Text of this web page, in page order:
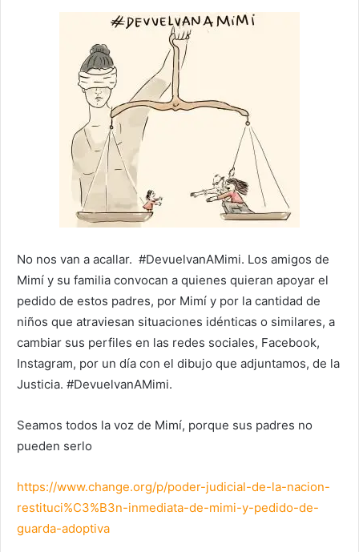
No nos van a acallar. #DevuelvanAMimi. Los amigos de
Mimí y su familia convocan a quienes quieran apoyar el
pedido de estos padres, por Mimí y por la cantidad de
niños que atraviesan situaciones idénticas o similares, a
cambiar sus perfiles en las redes sociales, Facebook,
Instagram, por un día con el dibujo que adjuntamos, de la
Justicia. #DevuelvanAMimi.
Seamos todos la voz de Mimí, porque sus padres no
pueden serlo
https://www.change.org/p/poder-judicial-de-la-nacion-
restituci%C3%B3n-inmediata-de-mimi-y-pedido-de-
guarda-adoptiva